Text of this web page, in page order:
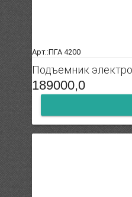
Арт.:ПГА 4200
Подъемник
189000,0